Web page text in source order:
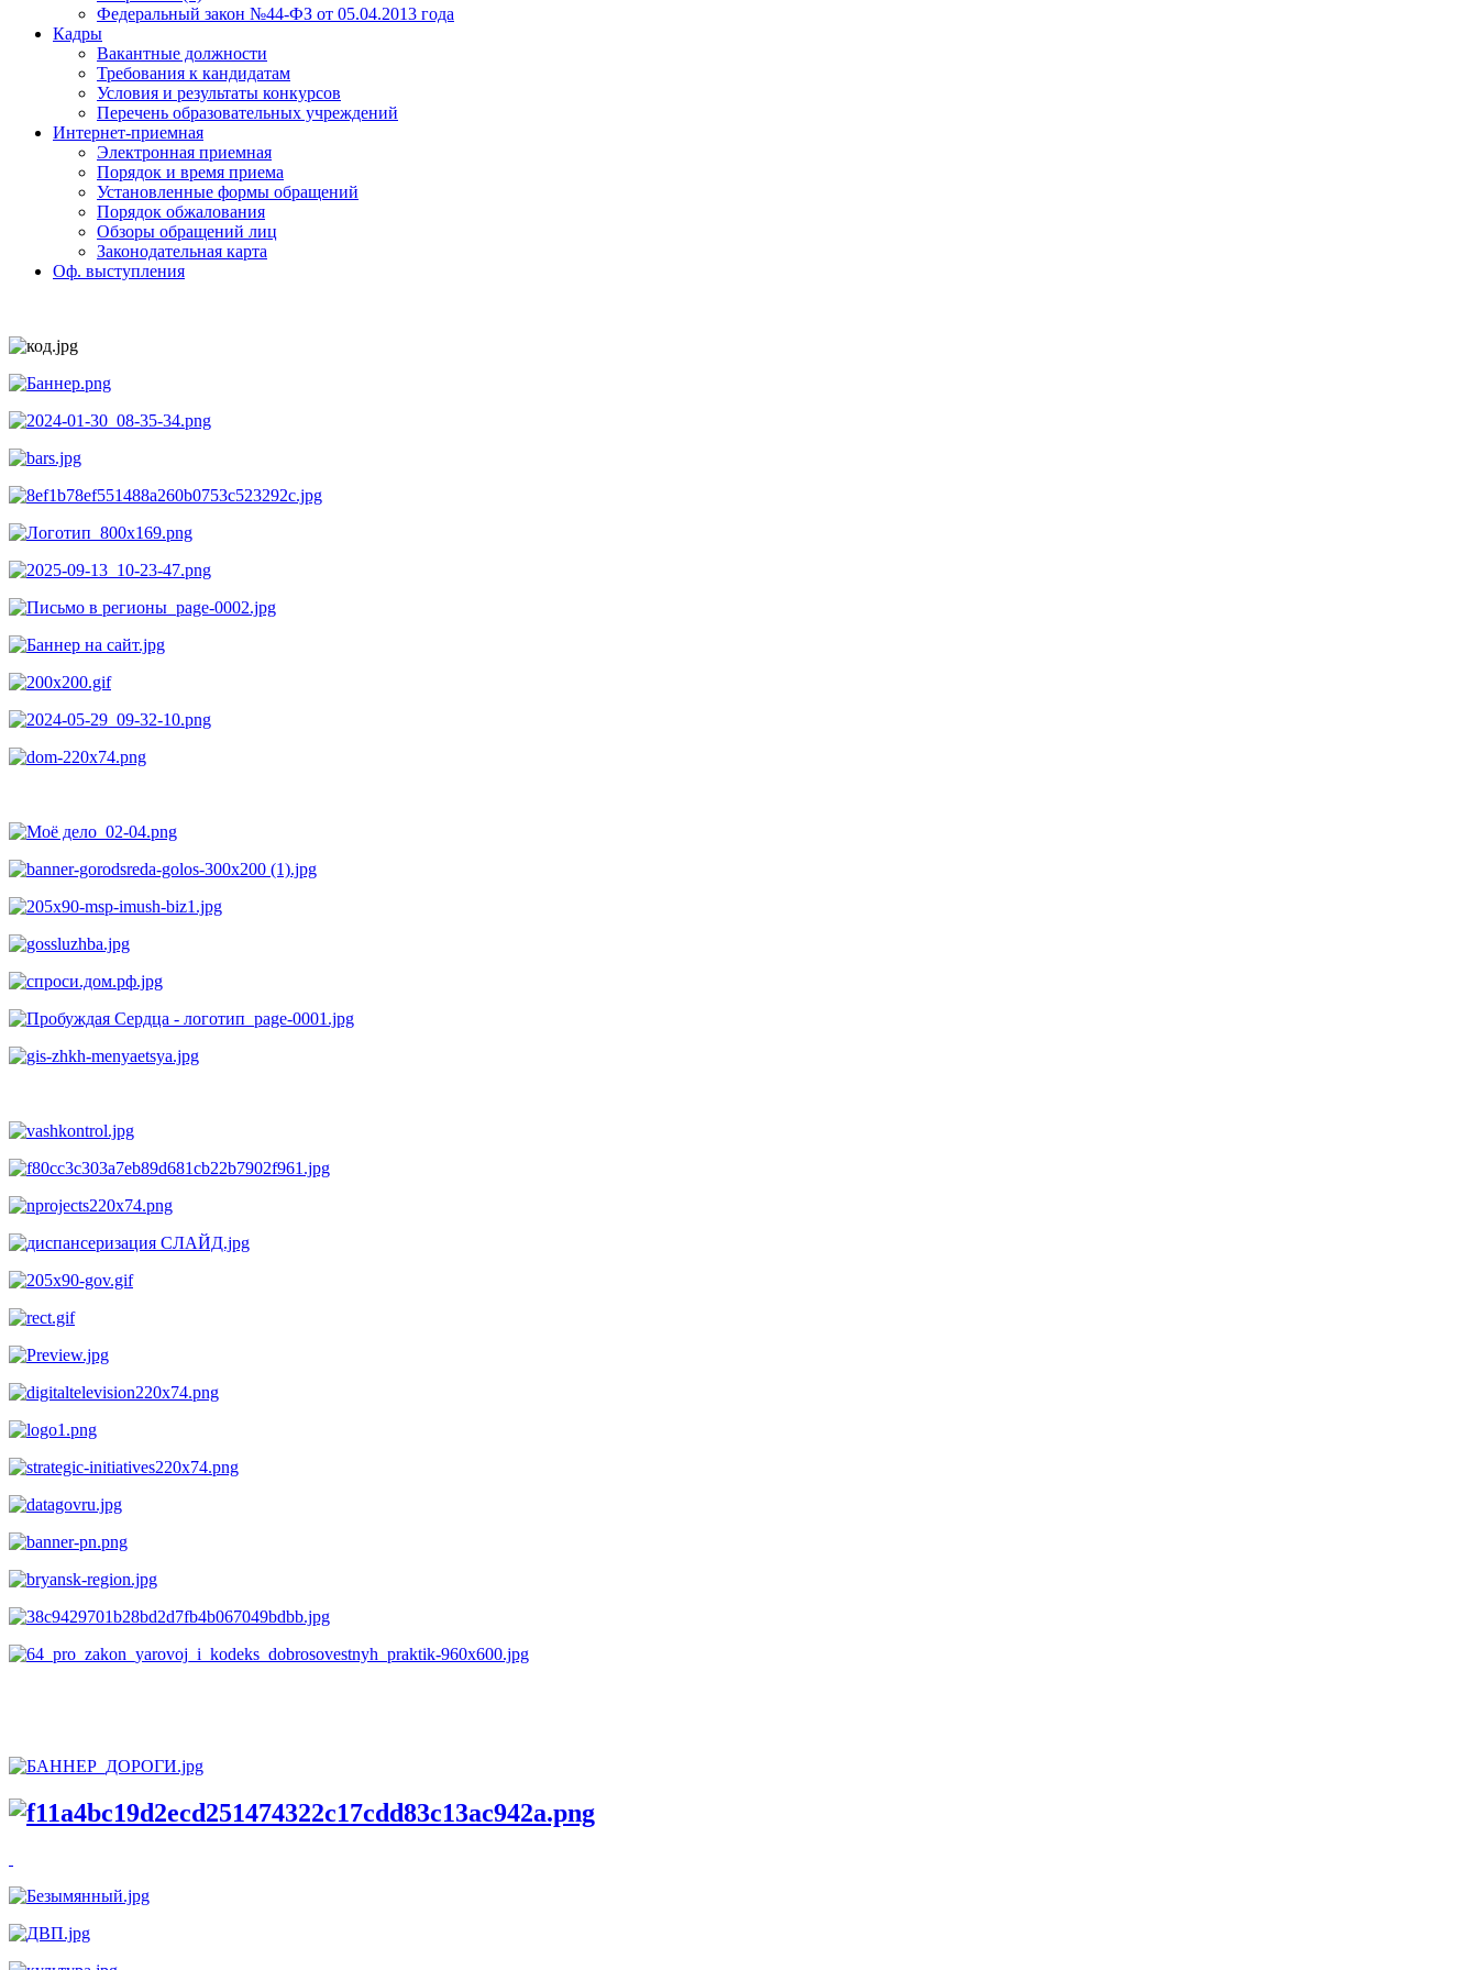
Федеральный закон №44-ФЗ от 05.04.2013 года
Кадры
Вакантные должности
Требования к кандидатам
Условия и результаты конкурсов
Перечень образовательных учреждений
Интернет-приемная
Электронная приемная
Порядок и время приема
Установленные формы обращений
Порядок обжалования
Обзоры обращений лиц
Законодательная карта
Оф. выступления